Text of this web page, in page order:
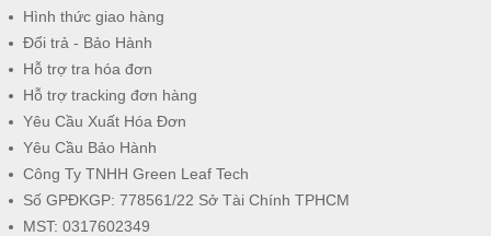
Hình thức giao hàng
Đổi trả - Bảo Hành
Hỗ trợ tra hóa đơn
Hỗ trợ tracking đơn hàng
Yêu Cầu Xuất Hóa Đơn
Yêu Cầu Bảo Hành
Công Ty TNHH Green Leaf Tech
Số GPĐKGP: 778561/22 Sở Tài Chính TPHCM
MST: 0317602349